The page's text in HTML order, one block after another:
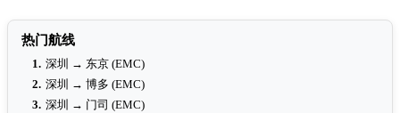
热门航线
1. 深圳 → 东京 (EMC)
2. 深圳 → 博多 (EMC)
3. 深圳 → 门司 (EMC)